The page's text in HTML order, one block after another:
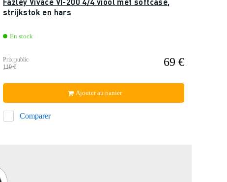
strijkstok en hars
En stock
Prix public
110 €
69 €
Comparer
Ajouter au panier